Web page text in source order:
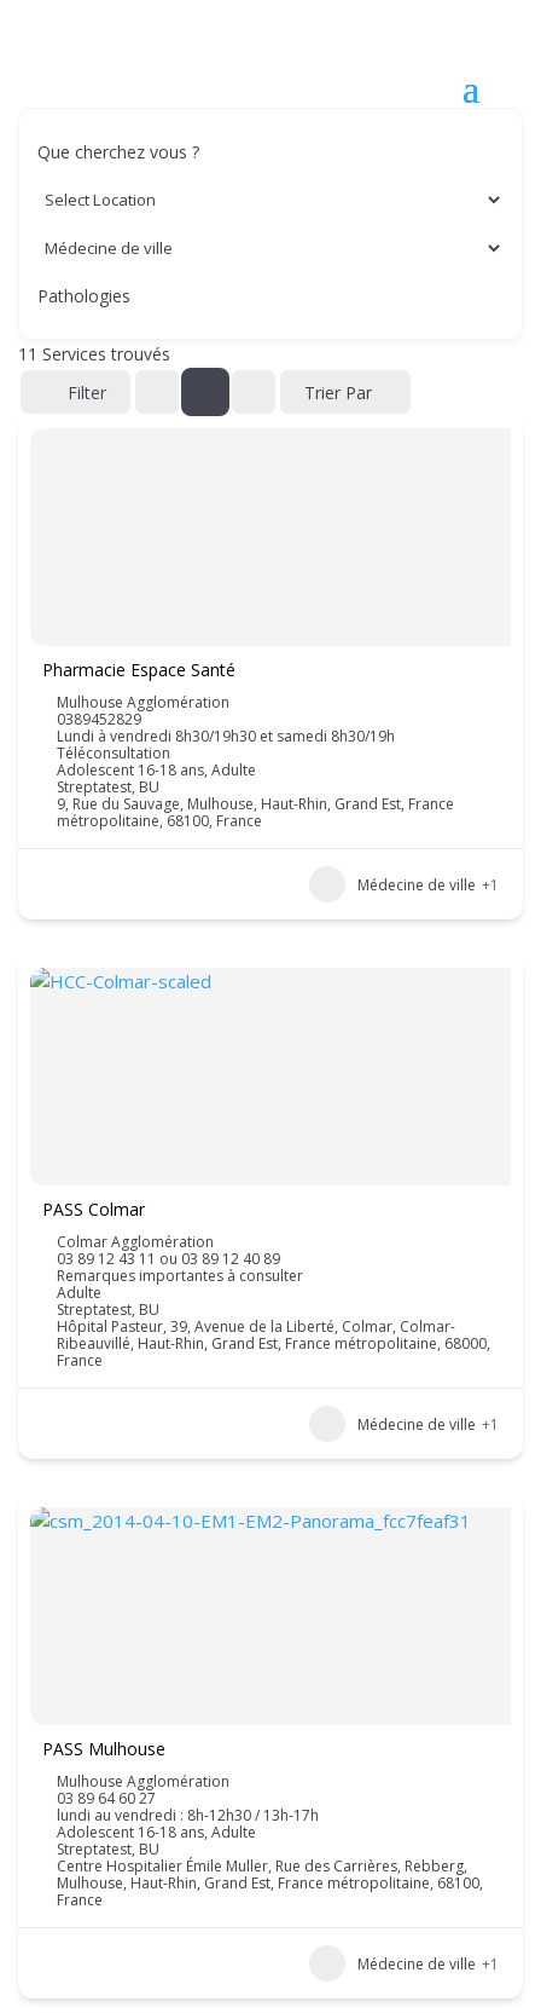
Que cherchez vous ?
Pathologies
11 Services trouvés
Filter
Trier Par
Pharmacie Espace Santé
Mulhouse Agglomération
0389452829
Lundi à vendredi 8h30/19h30 et samedi 8h30/19h
Téléconsultation
Adolescent 16-18 ans, Adulte
Streptatest, BU
9, Rue du Sauvage, Mulhouse, Haut-Rhin, Grand Est, France
métropolitaine, 68100, France
Médecine de ville +1
PASS Colmar
Colmar Agglomération
03 89 12 43 11 ou 03 89 12 40 89
Remarques importantes à consulter
Adulte
Streptatest, BU
Hôpital Pasteur, 39, Avenue de la Liberté, Colmar, Colmar-
Ribeauvillé, Haut-Rhin, Grand Est, France métropolitaine, 68000,
France
Médecine de ville +1
PASS Mulhouse
Mulhouse Agglomération
03 89 64 60 27
lundi au vendredi : 8h-12h30 / 13h-17h
Adolescent 16-18 ans, Adulte
Streptatest, BU
Centre Hospitalier Émile Muller, Rue des Carrières, Rebberg,
Mulhouse, Haut-Rhin, Grand Est, France métropolitaine, 68100,
France
Médecine de ville +1